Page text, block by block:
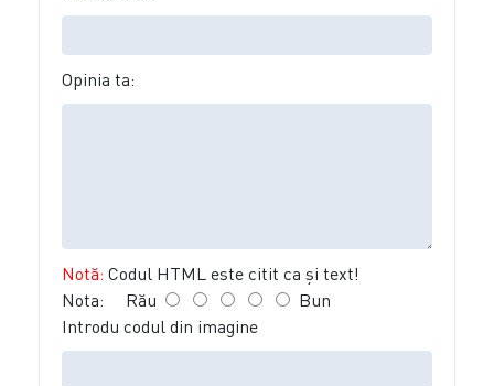
Opinia ta:
Notă: Codul HTML este citit ca şi text!
Nota: Rău
Bun
Introdu codul din imagine